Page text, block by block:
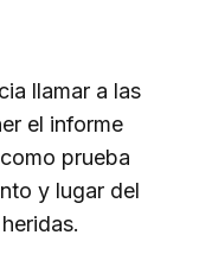
llamar a las
el informe
prueba
y lugar del